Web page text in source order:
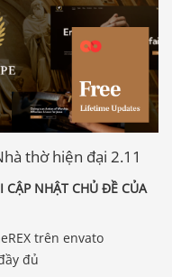
thờ hiện đại 2.11
NHẬT CHỦ ĐỀ CỦA